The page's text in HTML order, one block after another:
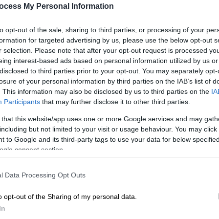
My Personal Information
opt-out of the sale, sharing to third parties, or processing of your
for targeted advertising by us, please use the below opt-out
selection. Please note that after your opt-out request is processed
interest-based ads based on personal information utilized by us
to third parties prior to your opt-out. You may separately
of your personal information by third parties on the IAB’s list of
This information may also be disclosed by us to third parties on the
Participants that may further disclose it to other third parties.
that this website/app uses one or more Google services and may
but not limited to your visit or usage behaviour. You may
to Google and its third-party tags to use your data for below
consent section.
Data Processing Opt Outs
opt-out of the Sharing of my personal data.
του. Συγκεκριμένα, φέρεται να είπε ότι
γραφείο (δηλαδή ο
όσους παρακολουθούνταν από την
για την άρση του απορρήτου των
δίχως προηγούμενη ενημέρωση, ενώ
με υπηρεσιακά σημειώματα όταν και
πάντως, όταν ρωτήθηκε για τηνυπόθεση
ενώ μάλιστα δεν απάντησε αν έχει
τουΠΑΣΟΚ, επικαλούμενος εκ νέου το
Δημητριάδης δεν απάντησε στις
με τη σειρά του το απόρρητο, ενώ σε
άλλοι πολιτικοί, είπε «δεν λέω ούτε
η παρακολούθηση